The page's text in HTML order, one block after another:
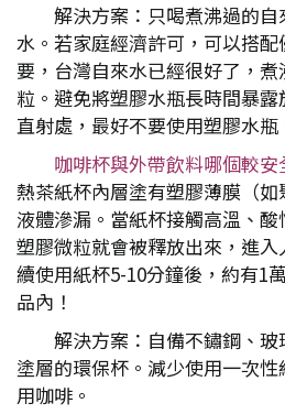
解決方案：只喝煮沸過的
水。若家庭經濟許可，可以搭
要，台灣自來水已經很好了，
粒。避免將塑膠水瓶長時間暴
直射處，最好不要使用塑膠水瓶
咖啡杯與外帶飲料哪個較安
熱茶紙杯內層塗有塑膠薄膜（
液體滲漏。當紙杯接觸高溫、
塑膠微粒就會被釋放出來，進
續使用紙杯5-10分鐘後，約有1
品內！
解決方案：自備不鏽鋼、
塗層的環保杯。減少使用一次
用咖啡。